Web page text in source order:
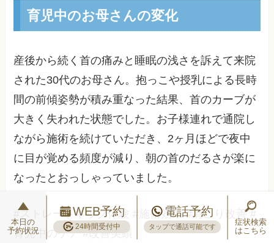
育児中のお母さんの変化
産後から続く首の痛みと睡眠の浅さを訴えて来院
された30代のお母さん。抱っこや授乳による長時
間の前傾姿勢が積み重なった結果、首のカーブが
大きく失われた状態でした。お子様連れで通院し
ながら施術を続けていただき、2ヶ月ほどで夜中
に目が覚める頻度が減り、朝の首のだるさが楽に
なったとおっしゃっていました。
#ストレートネック体験 #施術効果 #肩こり改善 #
育児中のケア #改善実績
本日の
予約状況
WEB予約
24時間受付中
電話予約
タップで通話可能です
症状検索
はこちら